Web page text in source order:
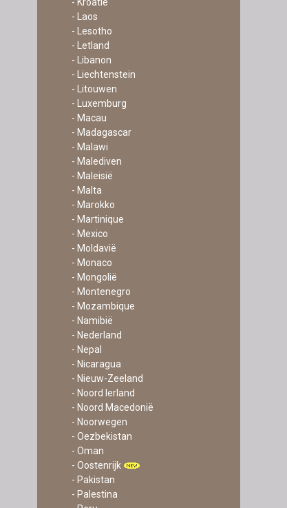
- Laos
- Lesotho
- Letland
- Libanon
- Liechtenstein
- Litouwen
- Luxemburg
- Macau
- Madagascar
- Malawi
- Malediven
- Maleisië
- Malta
- Marokko
- Martinique
- Mexico
- Moldavië
- Monaco
- Mongolië
- Montenegro
- Mozambique
- Namibië
- Nederland
- Nepal
- Nicaragua
- Nieuw-Zeeland
- Noord Ierland
- Noord Macedonië
- Noorwegen
- Oezbekistan
- Oman
- Oostenrijk
- Pakistan
- Palestina